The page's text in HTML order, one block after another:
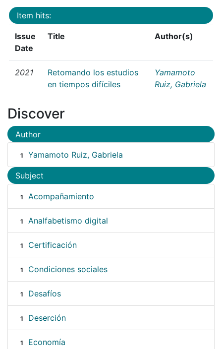
Item hits:
Issue
Date
Title Author(s)
2021
Retomando los estudios
en tiempos difíciles
Yamamoto
Ruiz, Gabriela
Discover
Author
1 Yamamoto Ruiz, Gabriela
Subject
1 Acompañamiento
1 Analfabetismo digital
1 Certificación
1 Condiciones sociales
1 Desafíos
1 Deserción
1 Economía